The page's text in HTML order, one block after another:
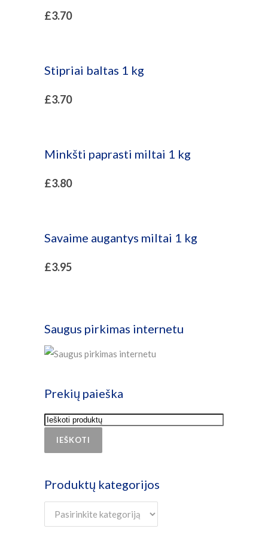
£3.70
Stipriai baltas 1 kg
£3.70
Minkšti paprasti miltai 1 kg
£3.80
Savaime augantys miltai 1 kg
£3.95
Saugus pirkimas internetu
Prekių paieška
IEŠKOTI
Produktų kategorijos